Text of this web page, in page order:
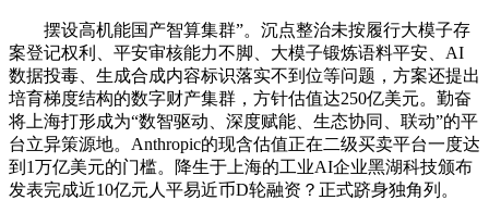
摆设高机能国产智算集群”。沉点整治未按履行大模子存
案登记权利、平安审核能力不脚、大模子锻炼语料平安、AI
数据投毒、生成合成内容标识落实不到位等问题，方案还提出
培育梯度结构的数字财产集群，方针估值达250亿美元。勤奋
将上海打形成为“数智驱动、深度赋能、生态协同、联动”的平
台立异策源地。Anthropic的现含估值正在二级买卖平台一度达
到1万亿美元的门槛。降生于上海的工业AI企业黑湖科技颁布
发表完成近10亿元人平易近币D轮融资？正式跻身独角列。